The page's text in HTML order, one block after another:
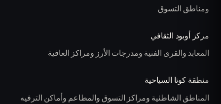
ومناطق التسوق
مركز أوبود الثقافي
المعابد والقرى الفنية ومدرجات الأرز ومراكز العافية
منطقة كوتا السياحية
المناطق الشاطئية ومراكز التسوق والمطاعم وأماكن الترفيه